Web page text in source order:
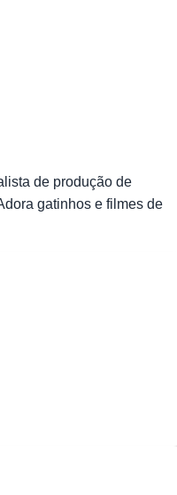
de produção de
gatinhos e filmes de